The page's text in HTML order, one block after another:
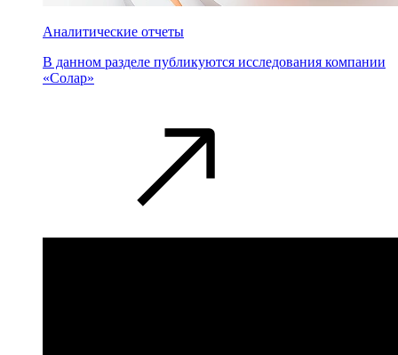
Аналитические отчеты
В данном разделе публикуются исследования компании
«Солар»